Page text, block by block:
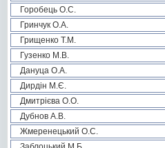
Горобець О.С.
Гринчук О.А.
Грищенко Т.М.
Гузенко М.В.
Дануца О.А.
Дирдін М.Є.
Дмитрієва О.О.
Дубнов А.В.
Жмеренецький О.С.